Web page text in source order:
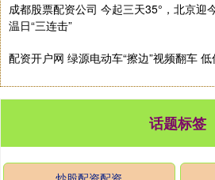
成都股票配资公司 今起三天35°，北京迎
温日“三连击”
配资开户网 绿源电动车“擦边”视频翻车
话题标签